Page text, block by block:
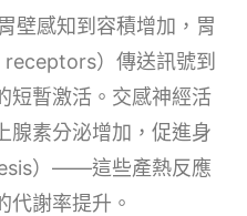
壁感知到容積增加，胃
）傳送訊號到
短暫激活。交感神經活
腺素分泌增加，促進身
）——這些產熱反應
代謝率提升。